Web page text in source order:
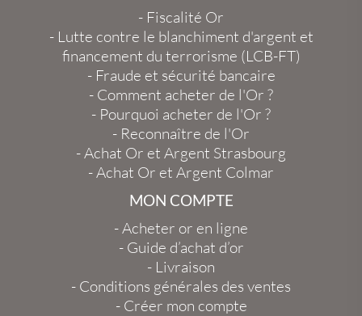
- Fiscalité Or
- Lutte contre le blanchiment d'argent et
financement du terrorisme (LCB-FT)
- Fraude et sécurité bancaire
- Comment acheter de l'Or ?
- Pourquoi acheter de l'Or ?
- Reconnaître de l'Or
-Achat Or et Argent Strasbourg
-Achat Or et Argent Colmar
MON COMPTE
-Acheter or en ligne
- Guide d’achat d’or
- Livraison
- Conditions générales des ventes
- Créer mon compte